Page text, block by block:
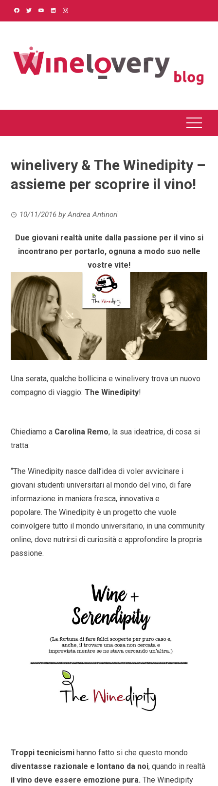
winelivery & The Winedipity –
assieme per scoprire il vino!
10/11/2016 byAndrea Antinori
Due giovani realtà unite dalla passione per il vino si
incontrano per portarlo, ognuna a modo suo nelle
vostre vite!
Una serata, qualche bollicina e winelivery trova un nuovo
compagno di viaggio:The Winedipity!
Chiediamo a Carolina Remo, la sua ideatrice, di cosa si
tratta:
“The Winedipity nasce dall’idea di voler avvicinare i
giovani studenti universitari al mondo del vino, di fare
informazione in maniera fresca, innovativa e
popolare. The Winedipity è un progetto che vuole
coinvolgere tutto il mondo universitario, in una community
online, dove nutrirsi di curiosità e approfondire la propria
passione.
Troppi tecnicismi hanno fatto si che questo mondo
diventasse razionale e lontano da noi, quando in realtà
il vino deve essere emozione pura.The Winedipity